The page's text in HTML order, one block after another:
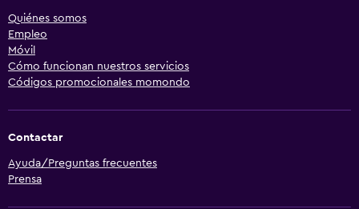
Quiénes somos
Empleo
Móvil
Cómo funcionan nuestros servicios
Códigos promocionales momondo
Contactar
Ayuda/Preguntas frecuentes
Prensa